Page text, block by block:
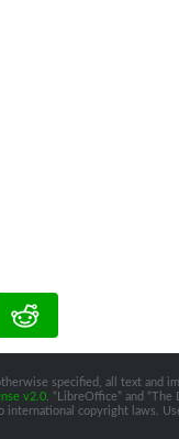
specified, all text and
v2.0 . “LibreOffice” and
international copyright laws.